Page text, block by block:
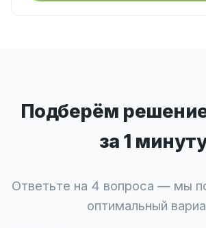
Подберём
за 1
Ответьте на 4 вопроса — мы
оптимальный